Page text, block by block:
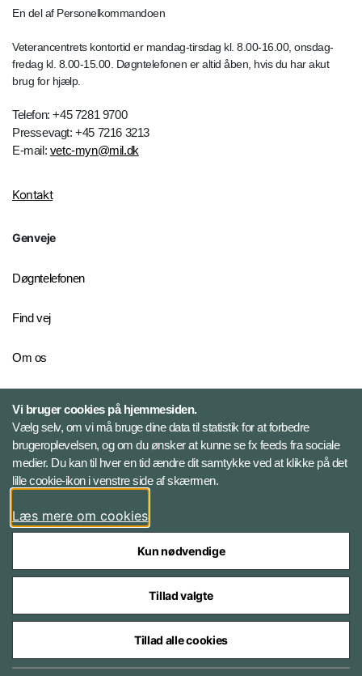
En del af Personelkommandoen
Veterancentrets kontortid er mandag-tirsdag kl. 8.00-16.00, onsdag-
fredag kl. 8.00-15.00. Døgntelefonen er altid åben, hvis du har akut
brug for hjælp.
Telefon: +45 7281 9700
Pressevagt: +45 7216 3213
E-mail: vetc-myn@mil.dk
Kontakt
Genveje
Døgntelefonen
Find vej
Om os
Følg Veterancentret
Facebook
Styrelser og myndigheder under Forsvarsministeriet
Vi bruger cookies på hjemmesiden.
Vælg selv, om vi må bruge dine data til statistik for at forbedre
brugeroplevelsen, og om du ønsker at kunne se fx feeds fra sociale
medier. Du kan til hver en tid ændre dit samtykke ved at klikke på det
lille cookie-ikon i venstre side af skærmen.
Læs mere om cookies
Kun nødvendige
Tillad valgte
Tillad alle cookies